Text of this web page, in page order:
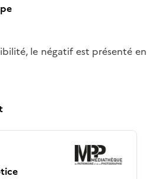
le négatif est présenté en